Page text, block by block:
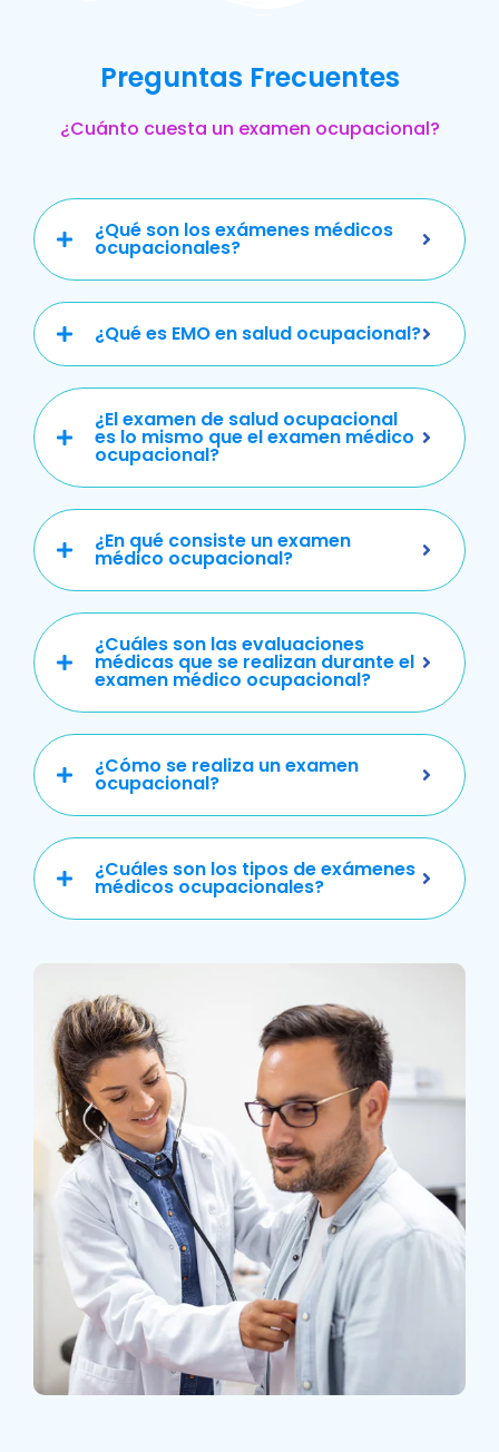
Preguntas Frecuentes
¿Cuánto cuesta un examen ocupacional?
¿Qué son los exámenes médicos
ocupacionales?
¿Qué es EMO en salud ocupacional?
¿El examen de salud ocupacional
es lo mismo que el examen médico
ocupacional?
¿En qué consiste un examen
médico ocupacional?
¿Cuáles son las evaluaciones
médicas que se realizan durante el
examen médico ocupacional?
¿Cómo se realiza un examen
ocupacional?
¿Cuáles son los tipos de exámenes
médicos ocupacionales?